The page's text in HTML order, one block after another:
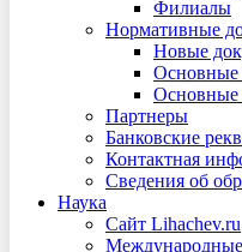
Филиалы
Нормативные
Новые
Основные
Основные
Партнеры
Банковские
Контактная
Сведения об
Наука
Сайт Lihachev.ru
Международные